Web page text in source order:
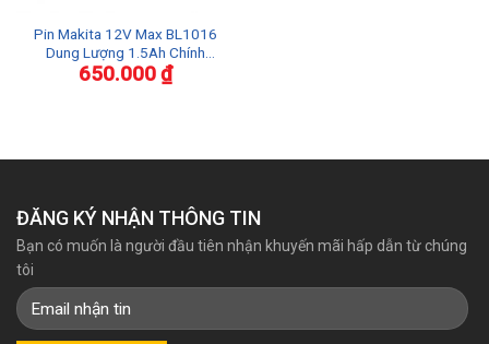
Pin Makita 12V Max BL1016
Dung Lượng 1.5Ah Chính
Hãng
650.000₫
ĐĂNG KÝ NHẬN THÔNG TIN
Bạn có muốn là người đầu tiên nhận khuyến mãi hấp dẫn từ chúng
tôi